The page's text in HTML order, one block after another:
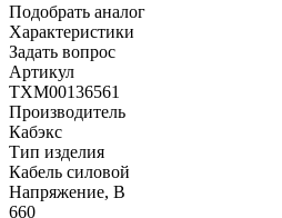
Подобрать аналог
Характеристики
Задать вопрос
Артикул
ТХМ00136561
Производитель
Кабэкс
Тип изделия
Кабель силовой
Напряжение, В
660